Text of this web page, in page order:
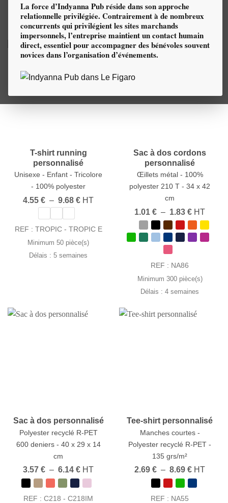
La force d’Indyanna Pub réside dans son approche
relationnelle privilégiée. Contrairement à de nombreux
concurrents qui privilégient les sites marchands
impersonnels, l’entreprise maintient un contact humain
direct, essentiel pour accompagner des bénévoles souvent
novices dans l’organisation d’événements.
Délais : 4 semaines
Minimum 50 pièce(s)
Délais : 5 semaines
T-shirt running
personnalisé
Unisexe - Enfant - Tricolore
- 100% polyester
4.55 € – 9.68 €Plage
à
9.68 €
HT
REF : TROPIC - TROPIC E
Minimum 50 pièce(s)
Délais : 5 semaines
Sac à dos cordons
personnalisé
Œillets métal - 100%
polyester 210 T - 34 x 42
cm
1.01 € – 1.83 €Plage
de
prix :
1.01 €
à
HT
REF : NA86
Minimum 300 pièce(s)
Délais : 4 semaines
Sac à dos personnalisé
Polyester recyclé R-PET
600 deniers - 40 x 29 x 14
cm
3.57 € – 6.14 €Plage
de
prix :
HT
REF : C218 - C218IM
Tee-shirt personnalisé
Manches courtes -
Polyester recyclé R-PET -
135 grs/m²
2.69 € – 8.69 €Plage
de
prix :
HT
REF : NA55